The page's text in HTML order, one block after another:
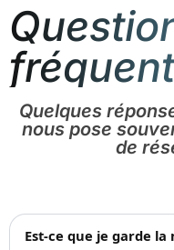
Quelques
nous pose
de
Est-ce que je garde